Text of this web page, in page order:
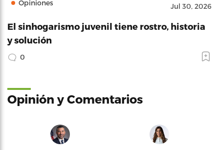
Opiniones Jul 30, 2026
El sinhogarismo juvenil tiene rostro, historia
y solución
0
Opinión y Comentarios